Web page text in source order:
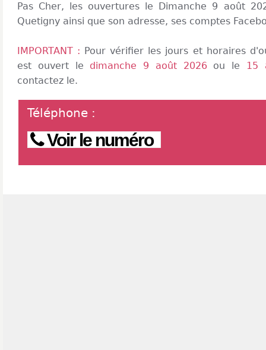
Pas Cher, les ouvertures le Dimanche 9 août
Quetigny ainsi que son adresse, ses comptes
IMPORTANT : Pour vérifier les jours et horaires
est ouvert le dimanche 9 août 2026ou le 15
contactez le.
Téléphone :
Voir le numéro